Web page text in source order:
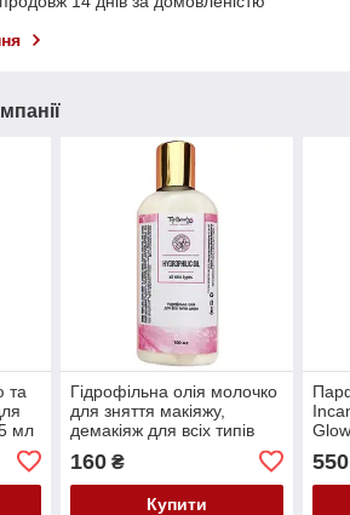
та
мл
Гідрофільна олія молочко
для зняття макіяжу,
демакіяж для всіх типів
Beauty 100 мл
160₴
Купити
550